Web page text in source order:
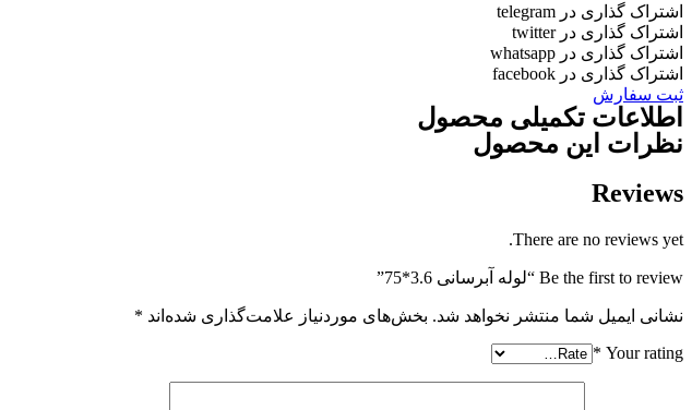
اشتراک گذاری در telegram
اشتراک گذاری در twitter
اشتراک گذاری در whatsapp
اشتراک گذاری در facebook
ثبت سفارش
اطلاعات تکمیلی محصول
نظرات این محصول
Reviews
There are no reviews yet.
Be the first to review “لوله آبرسانی 3.6*75”
نشانی ایمیل شما منتشر نخواهد شد. بخش‌های موردنیاز علامت‌گذاری شده‌اند *
Your rating
*